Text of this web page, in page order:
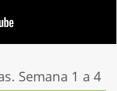
Semana 1 a 4